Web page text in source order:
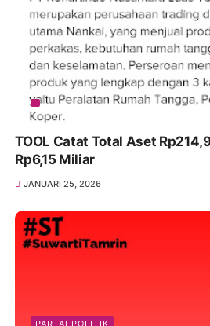
TOOL Catat Total Aset
Rp6,15 Miliar
JANUARI 25, 2026
PARTAI POLITIK